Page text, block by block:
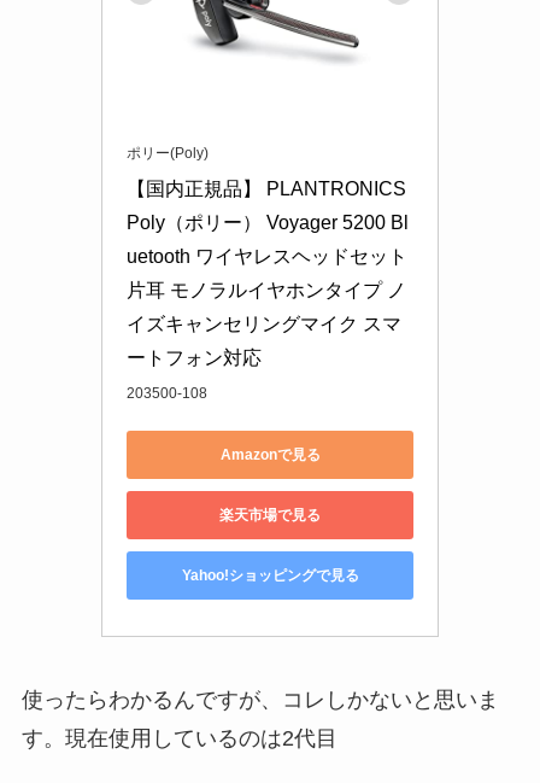
ポリー(Poly)
【国内正規品】 PLANTRONICS
Poly（ポリー） Voyager 5200 Bl
uetooth ワイヤレスヘッドセット
片耳 モノラルイヤホンタイプ ノ
イズキャンセリングマイク スマ
ートフォン対応
203500-108
Amazonで見る
楽天市場で見る
Yahoo!ショッピングで見る
使ったらわかるんですが、コレしかないと思いま
す。現在使用しているのは2代目